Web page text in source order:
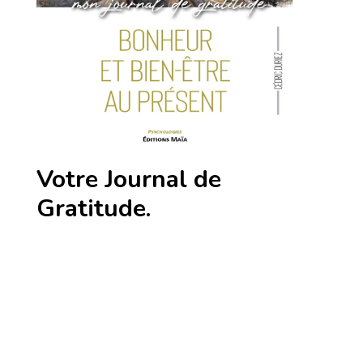
Votre Journal de
Gratitude.